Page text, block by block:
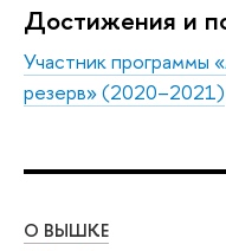
Достижения и
Участник программы
резерв» (2020–2021)
О ВЫШКЕ